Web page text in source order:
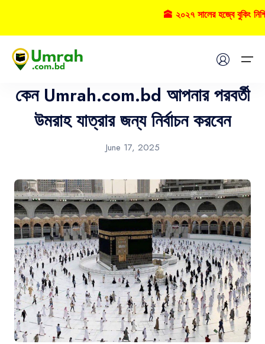
Home
Visas
Tours
About US
FAQs
Contact
কেন Umrah.com.bd আপনার পরবর্তী
উমরাহ যাত্রার জন্য নির্বাচন করবেন
June 17, 2025
🕋 ২০২৭ সালের হজ্বে বুকিং